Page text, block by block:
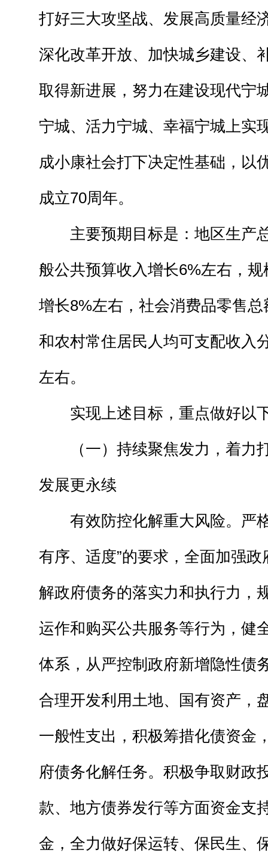
打好三大攻坚战、发展高质量经
深化改革开放、加快城乡建设、
取得新进展，努力在建设现代宁
宁城、活力宁城、幸福宁城上实
成小康社会打下决定性基础，以
成立70周年。
主要预期目标是：地区生产
般公共预算收入增长6%左右，
增长8%左右，社会消费品零售
和农村常住居民人均可支配收入
左右。
实现上述目标，重点做好以
（一）持续聚焦发力，着力打
发展更永续
有效防控化解重大风险。严格
有序、适度”的要求，全面加强
解政府债务的落实力和执行力，
运作和购买公共服务等行为，健
体系，从严控制政府新增隐性债
合理开发利用土地、国有资产，
一般性支出，积极筹措化债资金
府债务化解任务。积极争取财政
款、地方债券发行等方面资金支
金，全力做好保运转、保民生、